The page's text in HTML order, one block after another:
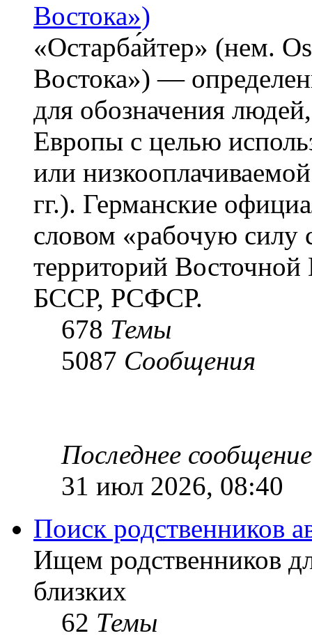
Востока»)
«Остарба́йтер» (нем.
Востока») —
для обозначения
Европы с целью
или
гг.). Германские
словом «рабочую силу
территорий
БССР, РСФСР.
678 Темы
5087 Сообщения
Последнее сообщение
31 июл 2026, 08:40
Поиск родственников
Ищем родственников
близких
62 Темы